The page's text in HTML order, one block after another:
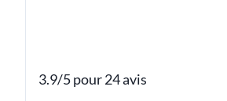
3.9/5 pour 24 avis